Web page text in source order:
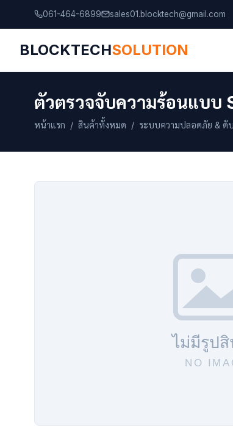
061-464-6899 sales01.blocktech@gmail.com
BLOCKTECHSOLUTION
ตัวตรวจจับความร้อนแบ
หน้าแรก / สินค้าทั้งหมด / ระบบความปลอดภัย & ดั